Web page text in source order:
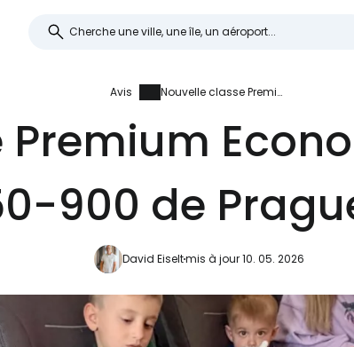
Avis Nouvelle classe Premium Economy China Airlines sur A350-900 de Prague à Taipei
900 de
David Eiseltmis à jour 10. 05. 2026